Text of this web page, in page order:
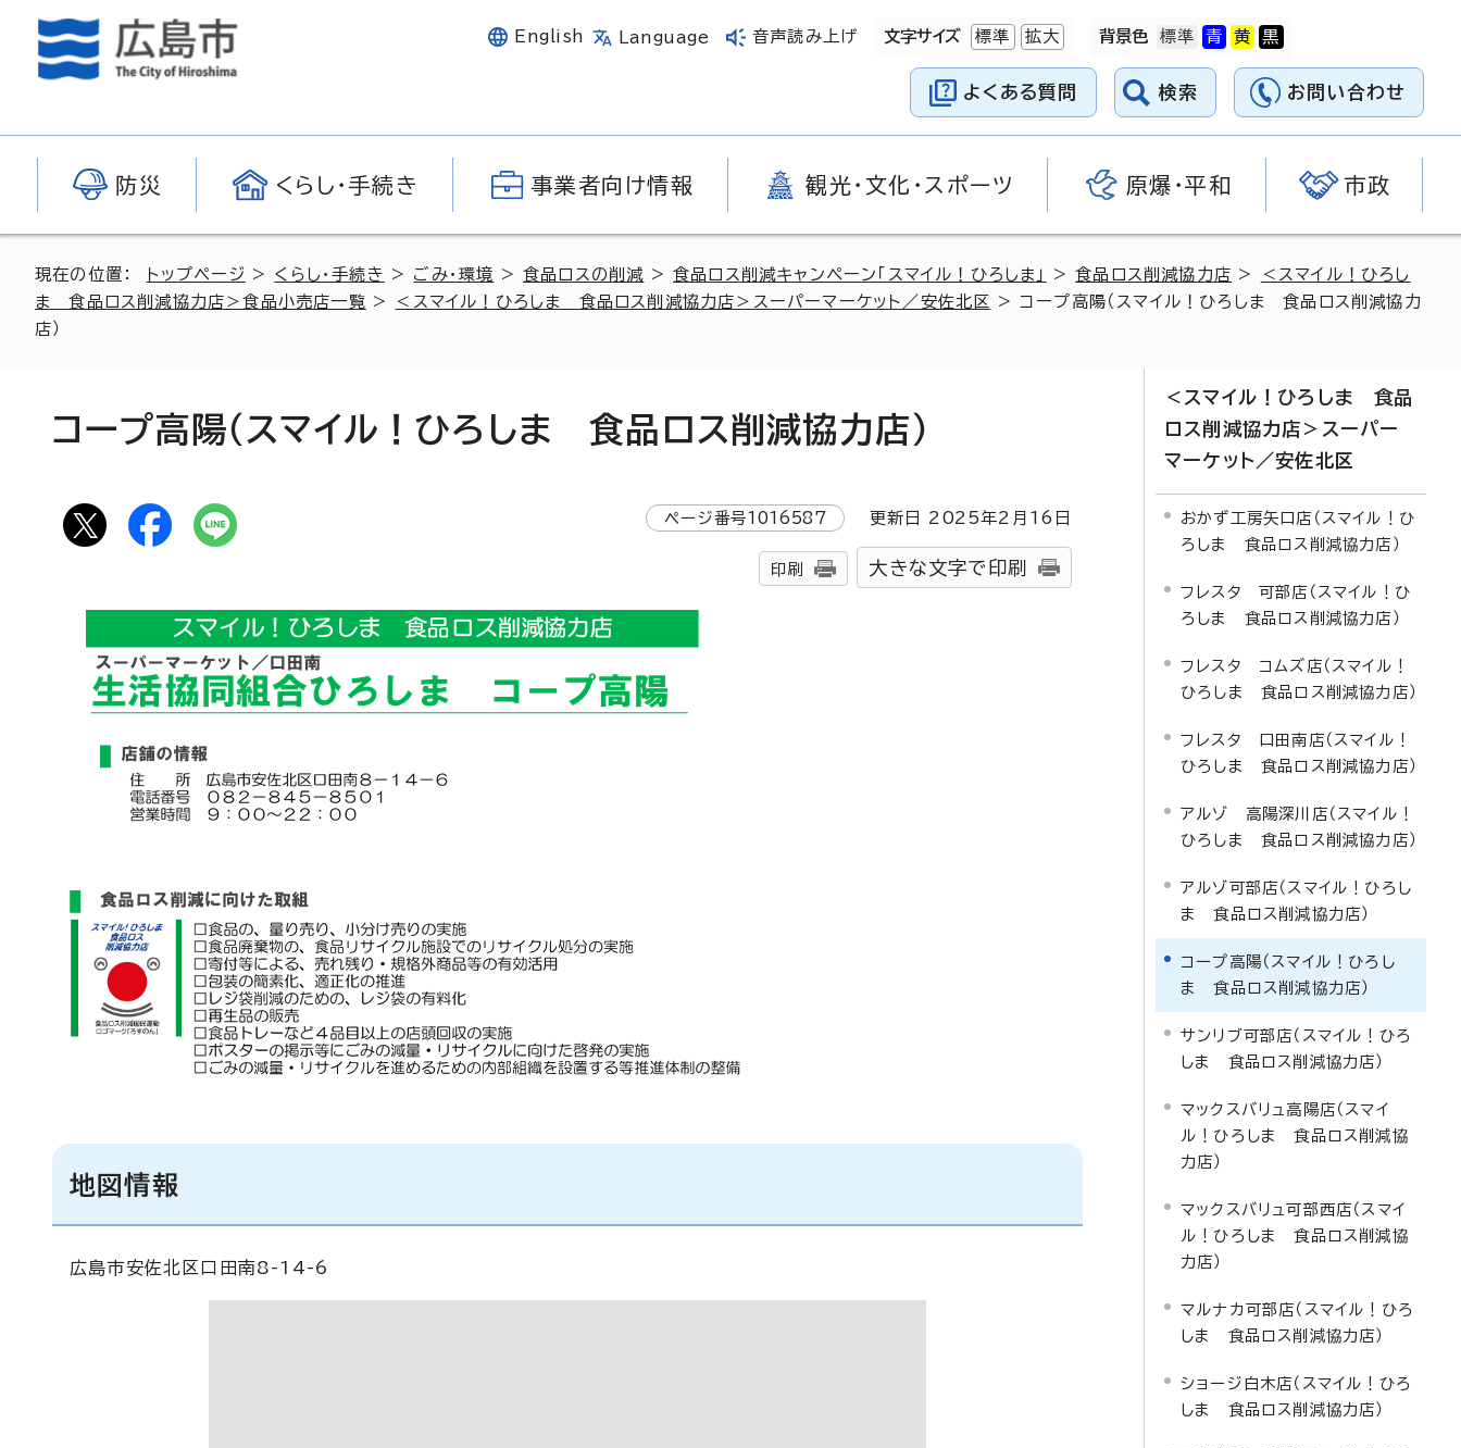
English Language 音声読み上げ 文字サイズ 標準 拡大 背景色
よくある質問 検索 お問い合わせ
防災 くらし・手続き 事業者向け情報 観光・文化・スポーツ 原爆・平和 市政
現在の位置： トップページ > くらし・手続き > ごみ・環境 >食品ロスの削減 >食品ロス削減キャンペーン「スマイル！ひろしま」 >食品ロス削減協力店 >
＜スマイル！ひろし
ま 食品ロス削減協力店＞食品小売店一覧 > ＜スマイル！ひろしま 食品ロス削減協力店＞スーパーマーケット／安佐北区
> コープ高陽（スマイル！ひろしま 食品ロス削減協力
店）
コープ高陽（スマイル！ひろしま 食品ロス削減協力店）
ページ番号1016587 更新日 2025年2月 16 日
印刷 大きな文字で印刷
地図情報
広島市安佐北区口田南8-14-6
＜スマイル！ひろしま 食品
ロス削減協力店＞スーパー
マーケット／安佐北区
おかず工房矢口店（スマイル！ひ
ろしま 食品ロス削減協力店）
フレスタ 可部店（スマイル！ひ
ろしま 食品ロス削減協力店）
フレスタ コムズ店（スマイル！
ひろしま 食品ロス削減協力店）
フレスタ 口田南店（スマイル！
ひろしま 食品ロス削減協力店）
アルゾ 高陽深川店（スマイル！
ひろしま 食品ロス削減協力店）
アルゾ可部店（スマイル！ひろし
ま 食品ロス削減協力店）
コープ高陽（スマイル！ひろし
ま 食品ロス削減協力店）
サンリブ可部店（スマイル！ひろ
しま 食品ロス削減協力店）
マックスバリュ高陽店（スマイ
ル！ひろしま 食品ロス削減協
力店）
マックスバリュ可部西店（スマイ
ル！ひろしま 食品ロス削減協
力店）
マルナカ可部店（スマイル！ひろ
しま 食品ロス削減協力店）
ショージ白木店（スマイル！ひろ
しま 食品ロス削減協力店）